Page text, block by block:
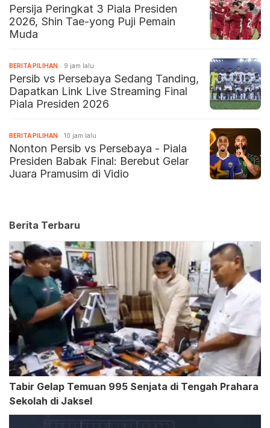
Persija Peringkat 3 Piala Presiden
2026, Shin Tae-yong Puji Pemain
Muda
BERITA PILIHAN 9 jam lalu
Persib vs Persebaya Sedang Tanding,
Dapatkan Link Live Streaming Final
Piala Presiden 2026
BERITA PILIHAN 10 jam lalu
Nonton Persib vs Persebaya - Piala
Presiden Babak Final: Berebut Gelar
Juara Pramusim di Vidio
Berita Terbaru
Tabir Gelap Temuan 995 Senjata di Tengah Prahara
Sekolah di Jaksel